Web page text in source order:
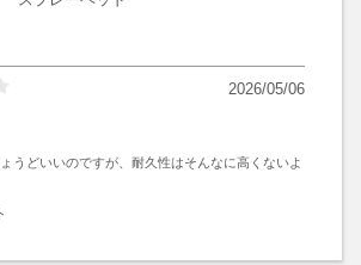
2026/05/06
うどいいのですが、耐久性はそんなに高くないよ